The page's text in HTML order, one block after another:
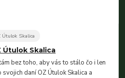
Útulok Skalica
Útulok Skalica
bez toho, aby vás to stálo čo i len
daní OZ Útulok Skalica a